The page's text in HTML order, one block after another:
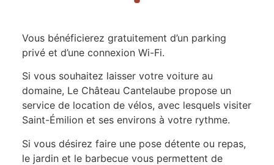
Vous bénéficierez gratuitement d’un parking
privé et d’une connexion Wi-Fi.
Si vous souhaitez laisser votre voiture au
domaine, Le Château Cantelaube propose un
service de location de vélos, avec lesquels visiter
Saint-Émilion et ses environs à votre rythme.
Si vous désirez faire une pose détente ou repas,
le jardin et le barbecue vous permettent de